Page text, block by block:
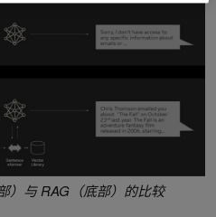
）与 RAG（底部）的比较